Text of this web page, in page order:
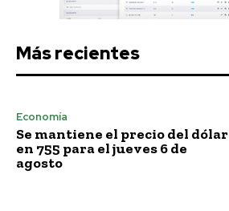
Más recientes
Economía
Se mantiene el precio del dólar
en 755 para el jueves 6 de
agosto